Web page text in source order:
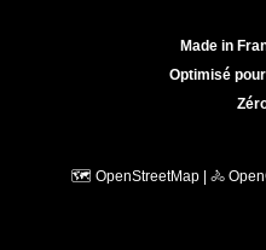
Made in
Optimisé
🗺️ OpenStreetMap | 🚴